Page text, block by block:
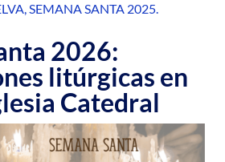
,SEMANA SANTA 2025.
2026:
litúrgicas en
Catedral